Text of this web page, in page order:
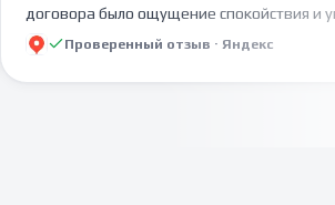
договора было ощущение спокойствия и
будет сделано - а это немаловажно,
учетом возможных поправок. Спасибо за
Проверенный отзыв · Яндекс